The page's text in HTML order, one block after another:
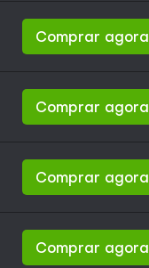
Comprar agora
Comprar agora
Comprar agora
Comprar agora